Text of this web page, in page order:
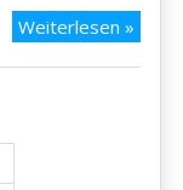
Weiterlesen »